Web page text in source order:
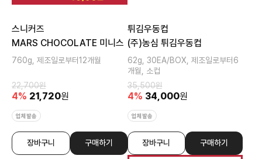
스니커즈
MARS CHOCOLATE 미니스
760g, 제조일로부터12개월
22,700원
4% 21,720원
업체발송
장바구니 구매하기
튀김우동컵
(주)농심 튀김우동컵
62g, 30EA/BOX, 제조일로부터6
개월, 소컵
35,500원
4% 34,000원
업체발송
장바구니 구매하기